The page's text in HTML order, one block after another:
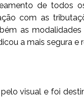
de todos
com as
as
a mais segura
visual e foi